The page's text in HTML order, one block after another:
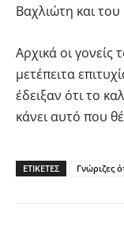
Βαχλιώτη και
Αρχικά οι
μετέπειτα
έδειξαν ότι το
κάνει αυτό που
ΕΤΙΚΕΤΕΣ Γνώριζες